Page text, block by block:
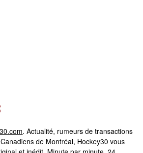
. Actualité, rumeurs de transactions
de Montréal, Hockey30 vous